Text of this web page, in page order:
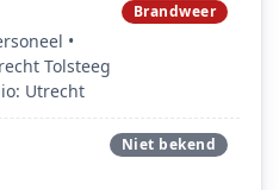
•
Tolsteeg
Utrecht
Brandweer
Niet bekend